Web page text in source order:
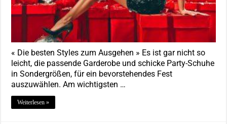
« Die besten Styles zum Ausgehen » Es ist gar nicht so
leicht, die passende Garderobe und schicke Party-Schuhe
in Sondergrößen, für ein bevorstehendes Fest
auszuwählen. Am wichtigsten …
Weiterlesen »